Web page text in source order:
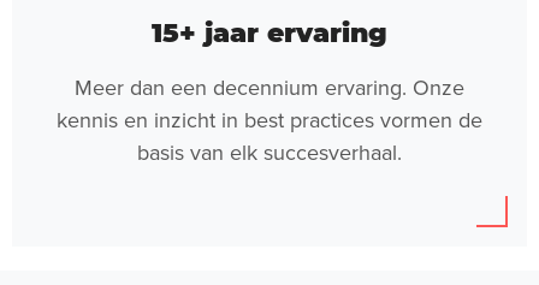
15+ jaar ervaring
Meer dan een decennium ervaring. Onze
kennis en inzicht in best practices vormen de
basis van elk succesverhaal.